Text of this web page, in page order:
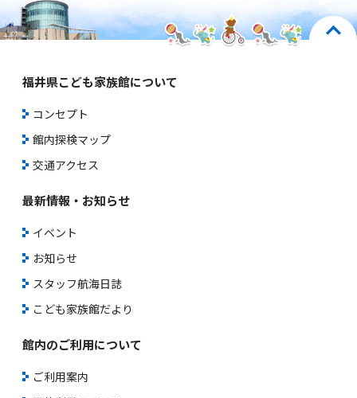
福井県こども家族館について
コンセプト
館内探検マップ
交通アクセス
最新情報・お知らせ
イベント
お知らせ
スタッフ航海日誌
こども家族館だより
館内のご利用について
ご利用案内